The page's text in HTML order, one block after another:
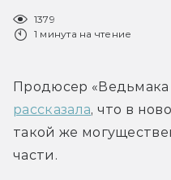
1379
1 минута на чтение
рассказала, что в
такой же
части.